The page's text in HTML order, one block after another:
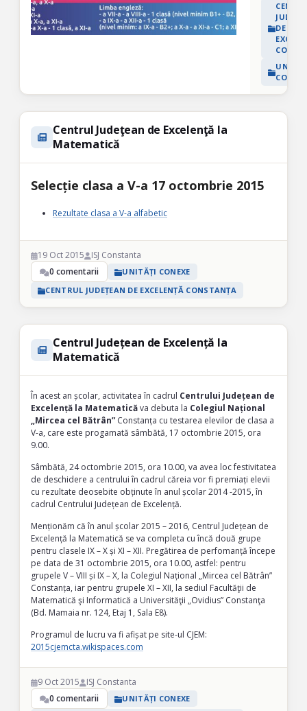
DE
CONEXE
Centrul Judeţean de Excelenţă la
Matematică
Selecție clasa a V-a 17 octombrie 2015
Rezultate clasa a V-a alfabetic
19 Oct 2015
ISJ Constanta
0 comentarii
UNITĂȚI CONEXE
CENTRUL JUDEȚEAN DE EXCELENȚĂ CONSTANȚA
Centrul Județean de Excelență la
Matematică
În acest an școlar, activitatea în cadrul Centrului Județean de
Excelență la Matematicăva debuta la Colegiul Național
„Mircea cel Bătrân” Constanța cu testarea elevilor de clasa a
V-a, care este progamată sâmbătă, 17 octombrie 2015, ora
9.00.
Sâmbătă, 24 octombrie 2015, ora 10.00, va avea loc festivitatea
de deschidere a centrului în cadrul căreia vor fi premiați elevii
cu rezultate deosebite obținute în anul școlar 2014 -2015, în
cadrul Centrului Județean de Excelență.
Menționăm că în anul școlar 2015 – 2016, Centrul Județean de
Excelență la Matematică se va completa cu încă două grupe
pentru clasele IX – X și XI – XII. Pregătirea de perfomanță începe
pe data de 31 octombrie 2015, ora 10.00, astfel: pentru
grupele V – VIII și IX – X, la Colegiul Național „Mircea cel Bătrân”
Constanța, iar pentru grupele XI – XII, la sediul Facultăţii de
Matematică şi Informatică a Universităţii „Ovidius” Constanţa
(Bd. Mamaia nr. 124, Etaj 1, Sala E8).
Programul de lucru va fi afișat pe site-ul CJEM:
2015cjemcta.wikispaces.com
9 Oct 2015
ISJ Constanta
0 comentarii
UNITĂȚI CONEXE